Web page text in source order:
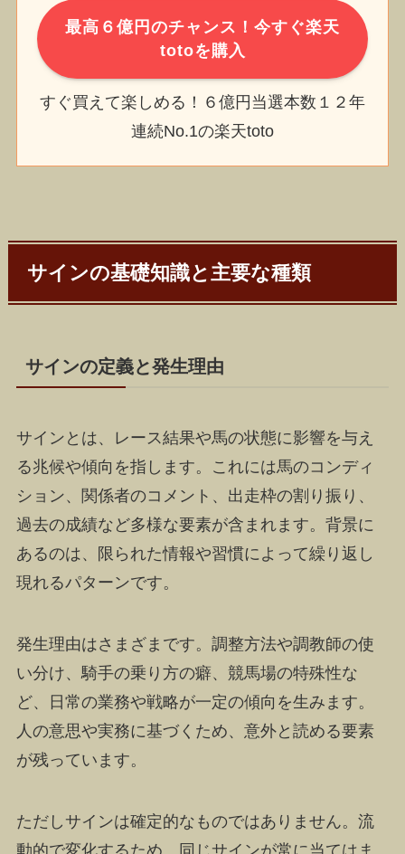
最高６億円のチャンス！今すぐ楽天
totoを購入
すぐ買えて楽しめる！６億円当選本数１２年
連続No.1の楽天toto
サインの基礎知識と主要な種類
サインの定義と発生理由
サインとは、レース結果や馬の状態に影響を与え
る兆候や傾向を指します。これには馬のコンディ
ション、関係者のコメント、出走枠の割り振り、
過去の成績など多様な要素が含まれます。背景に
あるのは、限られた情報や習慣によって繰り返し
現れるパターンです。
発生理由はさまざまです。調整方法や調教師の使
い分け、騎手の乗り方の癖、競馬場の特殊性な
ど、日常の業務や戦略が一定の傾向を生みます。
人の意思や実務に基づくため、意外と読める要素
が残っています。
ただしサインは確定的なものではありません。流
動的で変化するため、同じサインが常に当てはま